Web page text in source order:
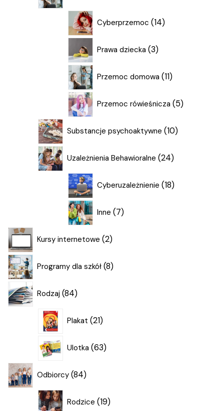
produkty
Cyberprzemoc 14
14
produktów
Prawa dziecka 3
3
produkty
Przemoc domowa 11
11
produktów
Przemoc rówieśnicza 5
5
produktów
Substancje psychoaktywne 10
10
produktów
Uzależnienia Behawioralne 24
24
produkty
Cyberuzależnienie 18
18
produktów
Inne 7
7
produktów
Kursy internetowe 2
2
produkty
Programy dla szkół 8
8
produktów
Rodzaj 84
84
produkty
Plakat 21
21
produktów
Ulotka 63
63
produkty
Odbiorcy 84
84
produkty
Rodzice 19
19
produktów